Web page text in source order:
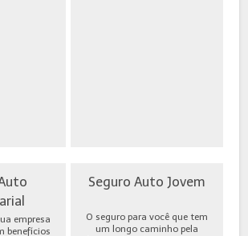
empresa
benefícios
Seguro Auto Jovem
O seguro para você que tem
um longo caminho pela